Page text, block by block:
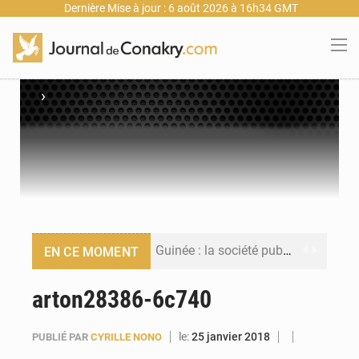
Dernière Mise à jour : 6 août 2026 à 16h34 GMT
›
EN CE MOMENT Guinée : la société publique Nimba Mining Company signe sa première convention minière
arton28386-6c740
PUBLIÉ PAR CYRILLE NONO le:25 janvier 2018